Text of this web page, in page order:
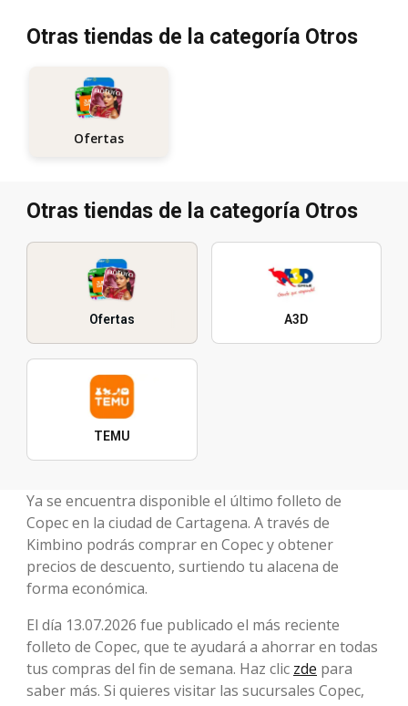
Otras tiendas de la categoría Otros
Ofertas
Otras tiendas de la categoría Otros
Ofertas A3D
TEMU
Ya se encuentra disponible el último folleto de
Copec en la ciudad de Cartagena. A través de
Kimbino podrás comprar en Copec y obtener
precios de descuento, surtiendo tu alacena de
forma económica.
El día 13.07.2026 fue publicado el más reciente
folleto de Copec, que te ayudará a ahorrar en todas
tus compras del fin de semana. Haz clic zde para
saber más. Si quieres visitar las sucursales Copec,